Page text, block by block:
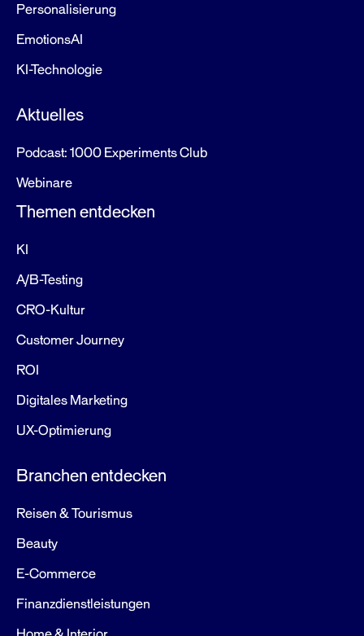
Personalisierung
EmotionsAI
KI-Technologie
Aktuelles
Podcast: 1000 Experiments Club
Webinare
Themen entdecken
KI
A/B-Testing
CRO-Kultur
Customer Journey
ROI
Digitales Marketing
UX-Optimierung
Branchen entdecken
Reisen & Tourismus
Beauty
E-Commerce
Finanzdienstleistungen